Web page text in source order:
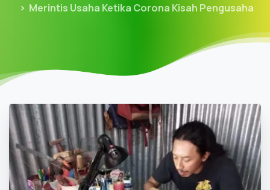
Merintis Usaha Ketika Corona Kisah Pengusaha